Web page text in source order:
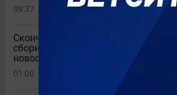
09:37
Скончался отец Месси, «Арсенал»
сборной Бразилии, любовница
новости
01:00